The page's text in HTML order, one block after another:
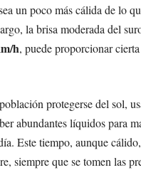
un poco más cálida de lo
la brisa moderada del
h, puede proporcionar
protegerse del sol,
abundantes líquidos para
Este tiempo, aunque
siempre que se tomen las